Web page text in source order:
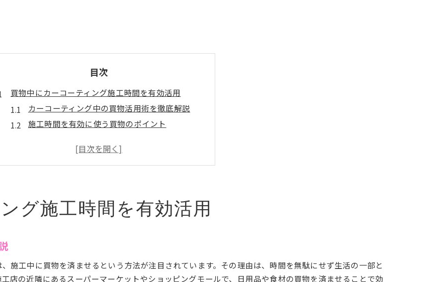
目次
買物中にカーコーティング施工時間を有効活用
カーコーティング中の買物活用術を徹底解説
施工時間を有効に使う買物のポイント
買物とカーコーティングの同時進行が便利
カーコーティングを待つ間の賢い買物術とは
施工時間中の買物計画で効率アップ
手洗い洗車と買物を同時に楽しむ方法
買物時間を活かしたカーコーティング活用法
グ施工時間を有効活用
施工中に買物を済ませるという方法が注目されています。その理由は、時間を無駄にせず生活の一部と
店の近隣にあるスーパーマーケットやショッピングモールで、日用品や食材の買物を済ませることで効